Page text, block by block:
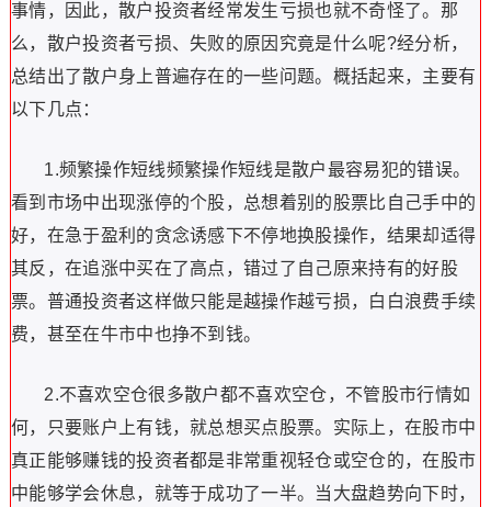
事情，因此，散户投资者经常发生亏损也就不奇怪了。那
么，散户投资者亏损、失败的原因究竟是什么呢?经分析，
总结出了散户身上普遍存在的一些问题。概括起来，主要有
以下几点：
1.频繁操作短线频繁操作短线是散户最容易犯的错误。
看到市场中出现涨停的个股，总想着别的股票比自己手中的
好，在急于盈利的贪念诱感下不停地换股操作，结果却适得
其反，在追涨中买在了高点，错过了自己原来持有的好股
票。普通投资者这样做只能是越操作越亏损，白白浪费手续
费，甚至在牛市中也挣不到钱。
2.不喜欢空仓很多散户都不喜欢空仓，不管股市行情如
何，只要账户上有钱，就总想买点股票。实际上，在股市中
真正能够赚钱的投资者都是非常重视轻仓或空仓的，在股市
中能够学会休息，就等于成功了一半。当大盘趋势向下时，